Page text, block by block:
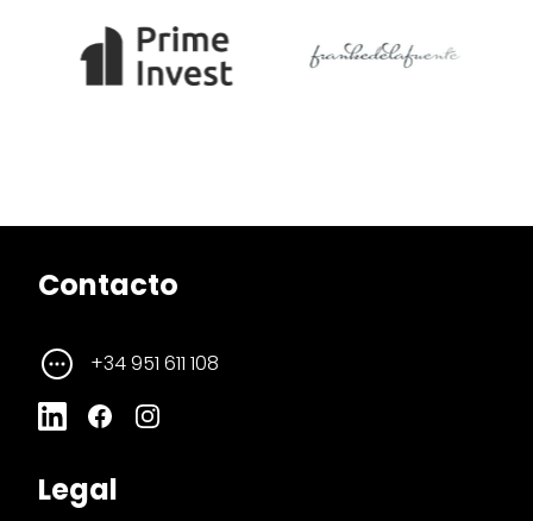
Contacto
+34 951 611 108
Legal